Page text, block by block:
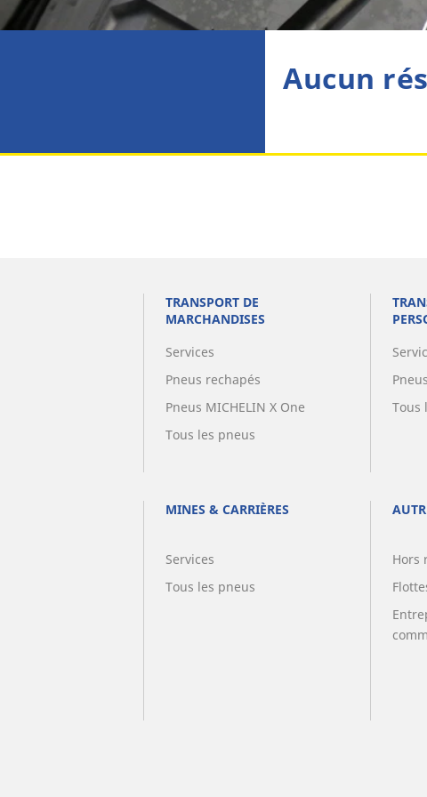
Aucun
TRANSPORT DE
MARCHANDISES
Services
Pneus rechapés
Pneus MICHELIN X One
Tous les pneus
Tous
MINES & CARRIÈRES
Services
Tous les pneus
Hors